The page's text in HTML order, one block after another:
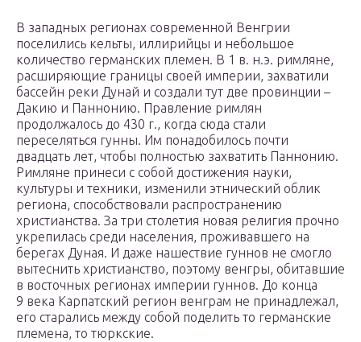
В западных регионах современной Венгрии
поселились кельты, иллирийцы и небольшое
количество германских племен. В 1 в. н.э. римляне,
расширяющие границы своей империи, захватили
бассейн реки Дунай и создали тут две провинции –
Дакию и Паннонию. Правление римлян
продолжалось до 430 г., когда сюда стали
переселяться гунны. Им понадобилось почти
двадцать лет, чтобы полностью захватить Паннонию.
Римляне принеси с собой достижения науки,
культуры и техники, изменили этнический облик
региона, способствовали распространению
христианства. За три столетия новая религия прочно
укрепилась среди населения, проживавшего на
берегах Дуная. И даже нашествие гуннов не смогло
вытеснить христианство, поэтому венгры, обитавшие
в восточных регионах империи гуннов. До конца
9 века Карпатский регион венграм не принадлежал,
его старались между собой поделить то германские
племена, то тюркские.